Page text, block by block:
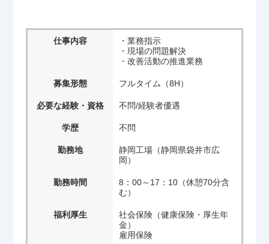
仕事内容
・業務指示
・現場の問題解決
・改善活動の推進業務
募集形態 フルタイム（8H）
必要な経験・資格 不問/経験者優遇
学歴 不問
勤務地
静岡工場（静岡県袋井市広
岡）
勤務時間
8：00～17：10（休憩70分含
む）
福利厚生
社会保険（健康保険・厚生年
金）
雇用保険